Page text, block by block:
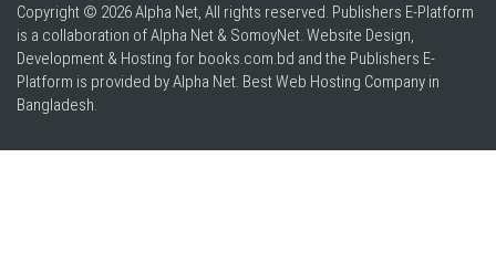
Copyright © 2026 Alpha Net, All rights reserved. Publishers E-Platform
is a collaboration of Alpha Net & SomoyNet. Website Design,
Development & Hosting for books.com.bd and the Publishers E-
Platform is provided by Alpha Net. BestWeb Hosting Company in
Bangladesh.